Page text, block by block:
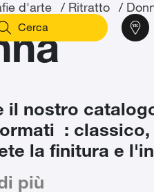
d'arte / Ritratto /
il nostro
: classico,
la finitura e
più